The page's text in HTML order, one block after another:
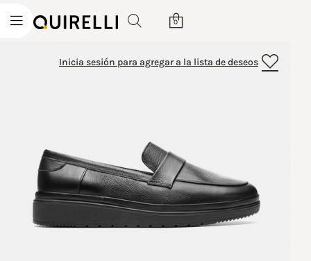
0
Inicia sesión para agregar a la lista de deseos